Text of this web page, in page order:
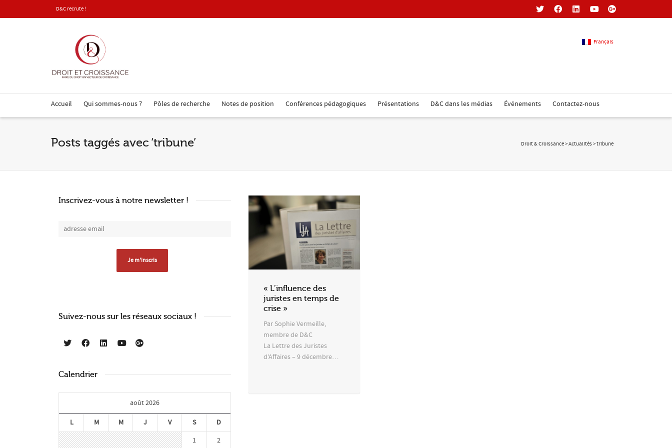
D&C recrute !
Français
Anglais
Accueil Qui sommes-nous ? Pôles de recherche Notes de position Conférences pédagogiques Présentations D&C dans les médias Événements Contactez-nous
Posts taggés avec ‘tribune’ Droit & Croissance>Actualités>tribune
« L’influence des
juristes en temps de
crise »
Par Sophie Vermeille,
membre de D&C
La Lettre des Juristes
d’Affaires – 9 décembre…
Inscrivez-vous à notre newsletter !
Suivez-nous sur les réseaux sociaux !
Calendrier
août 2026
L M M J V S
D
1
2